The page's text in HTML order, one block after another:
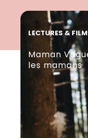
LECTURES &
Maman
les mamans